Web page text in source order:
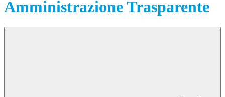
Amministrazione Trasparente